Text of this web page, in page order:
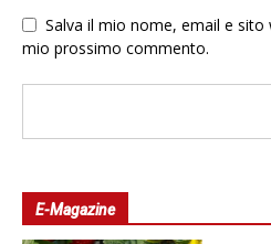
Salva il mio nome, email e
mio prossimo commento.
E-Magazine